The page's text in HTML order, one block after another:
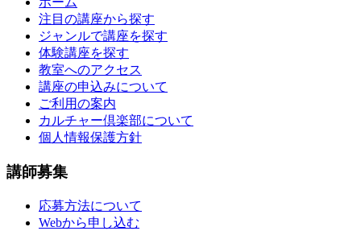
注目の講座から探す
ジャンルで講座を探す
体験講座を探す
教室へのアクセス
講座の申込みについて
ご利用の案内
カルチャー倶楽部について
個人情報保護方針
講師募集
応募方法について
Webから申し込む